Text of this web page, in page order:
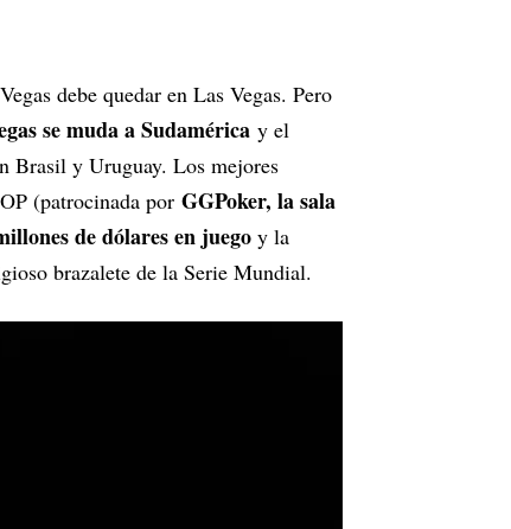
debe quedar en Las Vegas. Pero
se muda a Sudamérica y el
Brasil y Uruguay. Los mejores
(patrocinada por GGPoker, la sala
de dólares en juego y la
brazalete de la Serie Mundial.